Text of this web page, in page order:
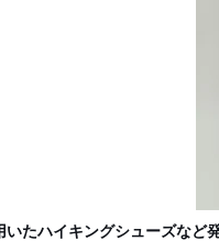
たハイキングシューズなど